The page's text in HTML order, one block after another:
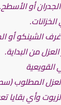
أو الأسطح.
الشينكو أو
من البداية.
المطلوب
وأي بقايا